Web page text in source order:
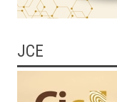
JCE